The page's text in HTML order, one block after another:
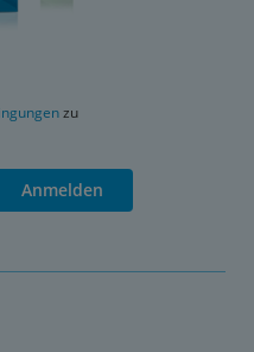
zu
Anmelden